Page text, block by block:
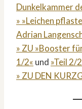
Dunkelkammer
» »Leichen
Adrian
» ZU »Booster
1/2« und »Teil 2/
» ZU DEN